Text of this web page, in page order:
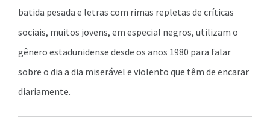
batida pesada e letras com rimas repletas de críticas
sociais, muitos jovens, em especial negros, utilizam o
gênero estadunidense desde os anos 1980 para falar
sobre o dia a dia miserável e violento que têm de encarar
diariamente.